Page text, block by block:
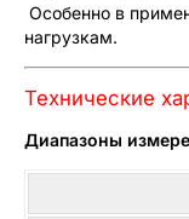
Особенно в
нагрузкам.
Технические
Диапазоны